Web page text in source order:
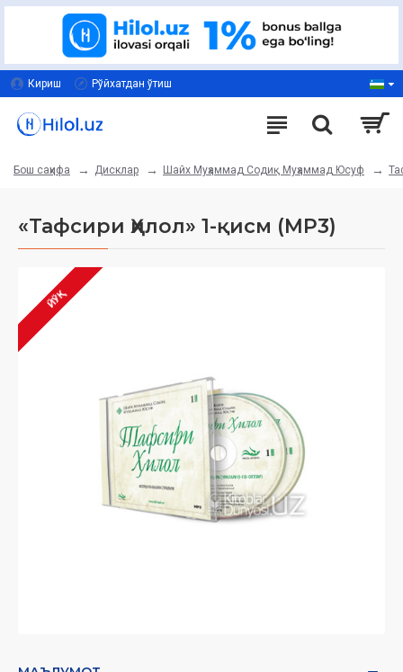
Кириш Рўйхатдан ўтиш
Бош саҳифа Дисклар Шайх Муҳаммад Содиқ Муҳаммад Юсуф
«Тафсири Ҳилол» 1-қисм (MP3)
ЙЎҚ